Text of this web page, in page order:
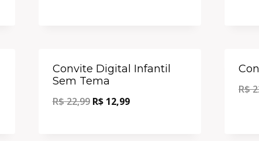
Convite Digital Infantil
Sem Tema
R$22,99 R$12,99
R$